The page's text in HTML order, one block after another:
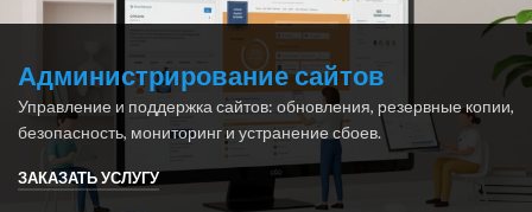
Администрирование сайтов
Управление и поддержка сайтов: обновления, резервные копии,
безопасность, мониторинг и устранение сбоев.
ЗАКАЗАТЬ УСЛУГУ